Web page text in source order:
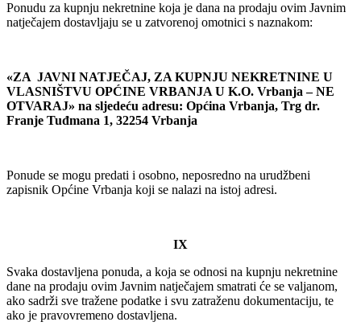
Ponudu za kupnju nekretnine koja je dana na prodaju ovim Javnim
natječajem dostavljaju se u zatvorenoj omotnici s naznakom:
«ZA JAVNI NATJEČAJ, ZA KUPNJU NEKRETNINE U
VLASNIŠTVU OPĆINE VRBANJA U K.O. Vrbanja – NE
OTVARAJ» na sljedeću adresu: Općina Vrbanja, Trg dr.
Franje Tuđmana 1, 32254 Vrbanja
Ponude se mogu predati i osobno, neposredno na urudžbeni
zapisnik Općine Vrbanja koji se nalazi na istoj adresi.
IX
Svaka dostavljena ponuda, a koja se odnosi na kupnju nekretnine
dane na prodaju ovim Javnim natječajem smatrati će se valjanom,
ako sadrži sve tražene podatke i svu zatraženu dokumentaciju, te
ako je pravovremeno dostavljena.